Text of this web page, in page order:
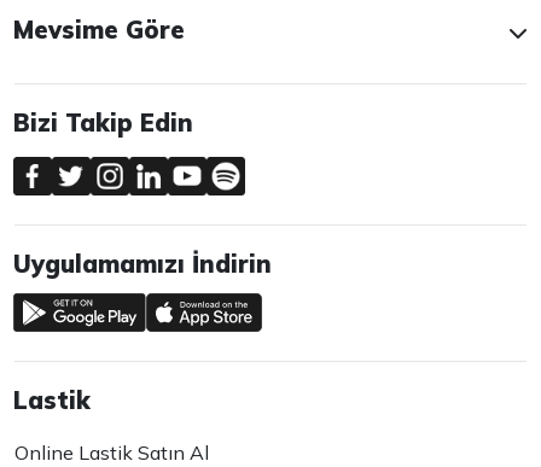
Mevsime Göre
Bizi Takip Edin
Uygulamamızı İndirin
Lastik
Online Lastik Satın Al